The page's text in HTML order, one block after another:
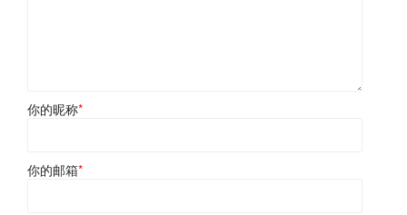
你的昵称*
你的邮箱*